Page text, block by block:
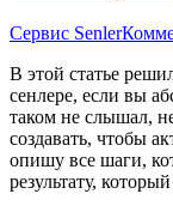
Сервис Senler
В этой статье
сенлере, если вы
таком не слышал,
создавать, чтобы
опишу все шаги,
результату,